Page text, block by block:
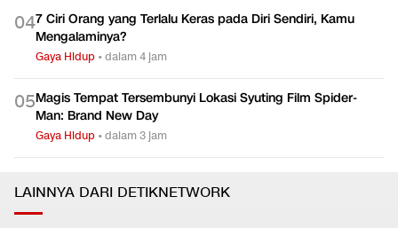
047 Ciri Orang yang Terlalu Keras pada Diri Sendiri, Kamu
Mengalaminya?
Gaya Hidup •dalam 4 jam
05Magis Tempat Tersembunyi Lokasi Syuting Film Spider-
Man: Brand New Day
Gaya Hidup •dalam 3 jam
LAINNYA DARI DETIKNETWORK